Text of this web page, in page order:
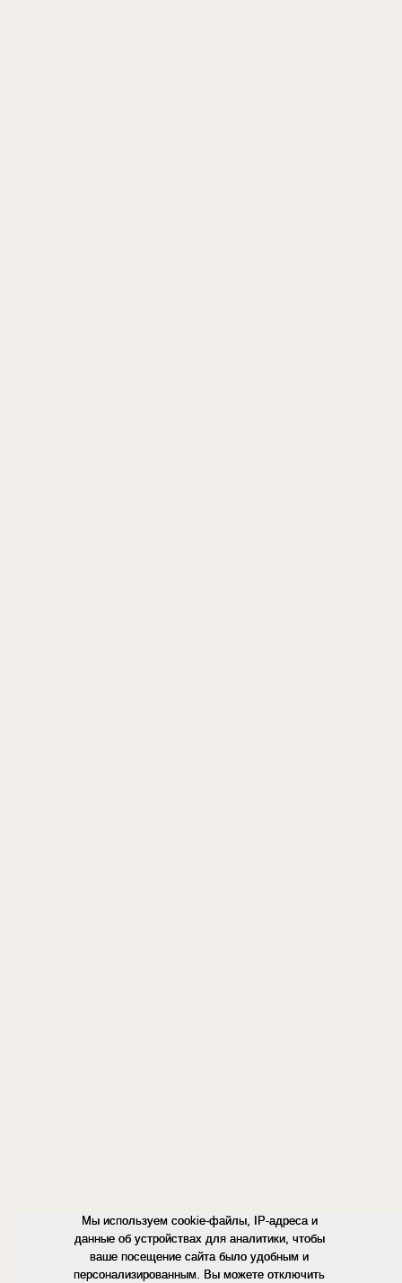
Мы используем cookie-файлы, IP-адреса и
данные об устройствах для аналитики, чтобы
ваше посещение сайта было удобным и
персонализированным. Вы можете отключить